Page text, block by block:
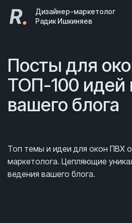
R.
Дизайнер-маркетолог
Радик Ишкиняев
Посты для
ТОП-100 идей
вашего блога
Топ темы и идеи для окон ПВХ
маркетолога. Цепляющие
ведения вашего блога.